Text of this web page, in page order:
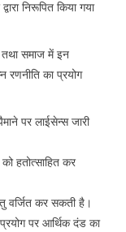
निरूपित किया गया
समाज में इन
रणनीति का प्रयोग
पर लाईसेन्स जारी
हतोत्साहित कर
वर्जित कर सकती है।
पर आर्थिक दंड का